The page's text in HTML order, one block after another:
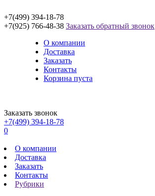
+7(499) 394-18-78
+7(925) 766-48-38 Заказать обратный звонок
О компании
Доставка
Заказать
Контакты
Корзина пуста
Заказать звонок
+7(499) 394-18-78
0
О компании
Доставка
Заказать
Контакты
Рубрики